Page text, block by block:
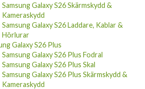
Samsung Galaxy S26 Skärmskydd &
Kameraskydd
Samsung Galaxy S26 Laddare, Kablar &
Hörlurar
Galaxy S26 Plus
Samsung Galaxy S26 Plus Fodral
Samsung Galaxy S26 Plus Skal
Samsung Galaxy S26 Plus Skärmskydd &
Kameraskydd